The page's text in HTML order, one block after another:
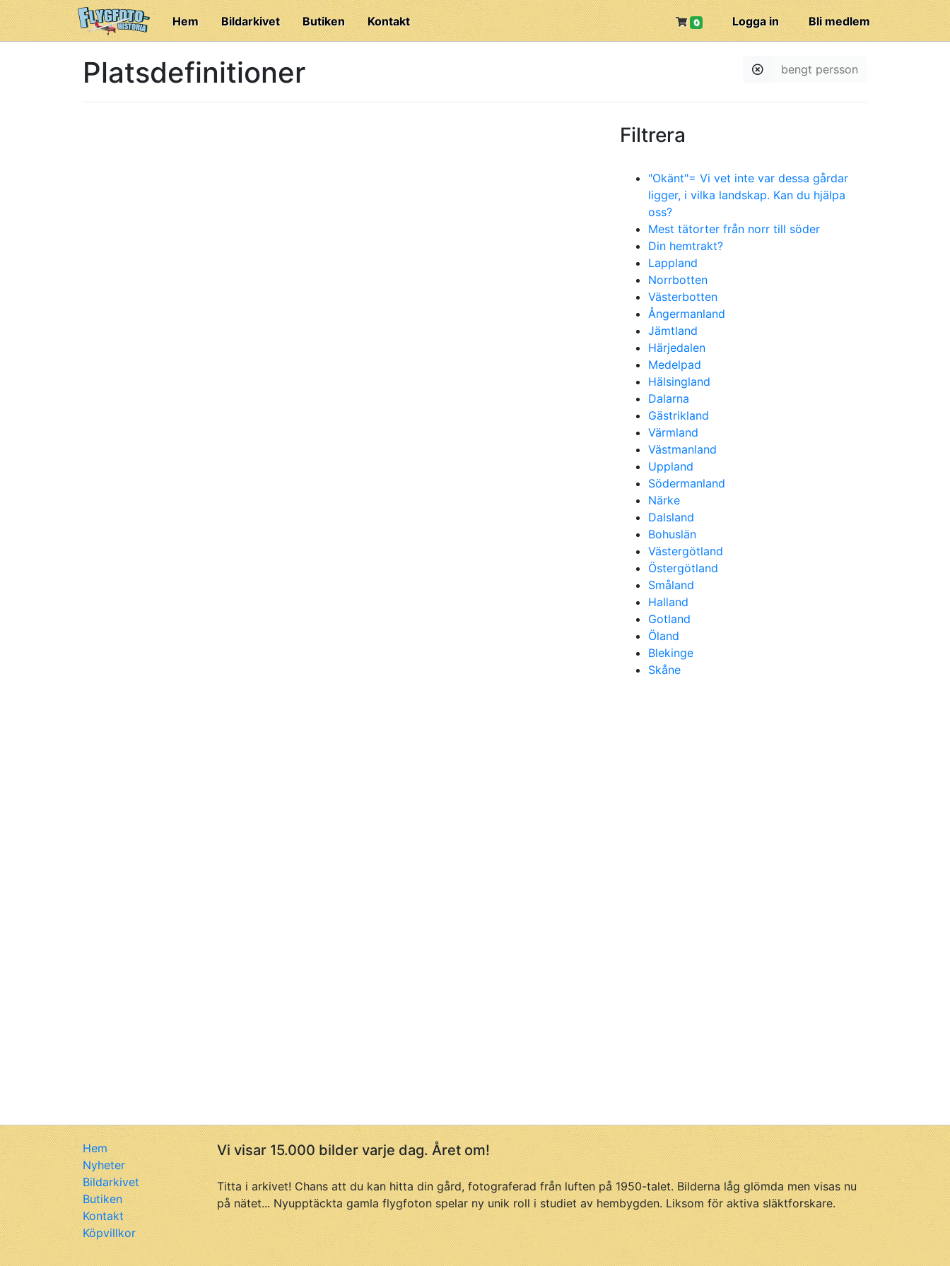
Hem Bildarkivet Butiken Kontakt Bli medlem
Logga in
0
bengt persson
Platsdefinitioner
Filtrera
"Okänt"= Vi vet inte var dessa gårdar
ligger, i vilka landskap. Kan du hjälpa
oss?
Mest tätorter från norr till söder
Din hemtrakt?
Lappland
Norrbotten
Västerbotten
Ångermanland
Jämtland
Härjedalen
Medelpad
Hälsingland
Dalarna
Gästrikland
Värmland
Västmanland
Uppland
Södermanland
Närke
Dalsland
Bohuslän
Västergötland
Östergötland
Småland
Halland
Gotland
Öland
Blekinge
Skåne
Hem
Nyheter
Bildarkivet
Butiken
Kontakt
Köpvillkor
Vi visar 15.000 bilder varje dag. Året om!
Titta i arkivet! Chans att du kan hitta din gård, fotograferad från luften på 1950-talet. Bilderna låg glömda men visas nu
på nätet... Nyupptäckta gamla flygfoton spelar ny unik roll i studiet av hembygden. Liksom för aktiva släktforskare.